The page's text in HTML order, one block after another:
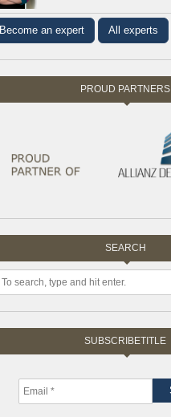
Become an expert All experts
PROUD PARTNERS
SEARCH
SUBSCRIBETITLE